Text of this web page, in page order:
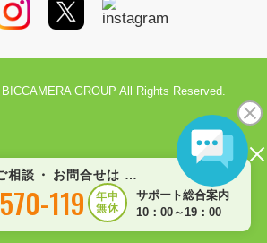
GROUP All Rights Reserved.
相談 ・ お問合せは …
119
年中
無休
サポート総合案内
10：00～19：00